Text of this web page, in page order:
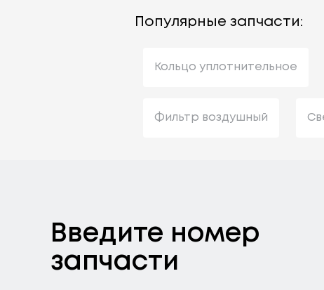
Популярные запчасти:
Кольцо уплотнительное
Фильтр воздушный
Введите номер
запчасти